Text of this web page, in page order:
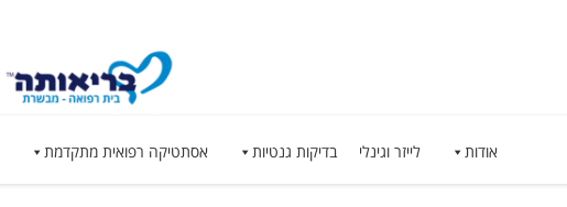
אודות לייזר וגינלי בדיקות גנטיות אסתטיקה רפואית מתקדמת